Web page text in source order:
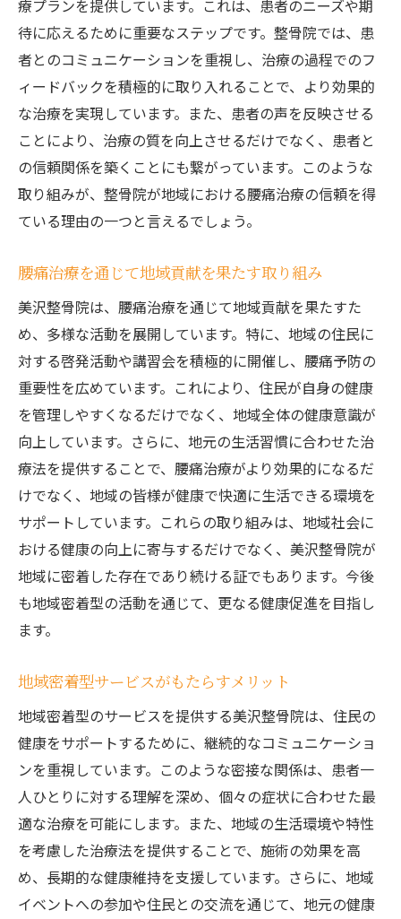
療プランを提供しています。これは、患者のニーズや期
待に応えるために重要なステップです。整骨院では、患
者とのコミュニケーションを重視し、治療の過程でのフ
ィードバックを積極的に取り入れることで、より効果的
な治療を実現しています。また、患者の声を反映させる
ことにより、治療の質を向上させるだけでなく、患者と
の信頼関係を築くことにも繋がっています。このような
取り組みが、整骨院が地域における腰痛治療の信頼を得
ている理由の一つと言えるでしょう。
腰痛治療を通じて地域貢献を果たす取り組み
美沢整骨院は、腰痛治療を通じて地域貢献を果たすた
め、多様な活動を展開しています。特に、地域の住民に
対する啓発活動や講習会を積極的に開催し、腰痛予防の
重要性を広めています。これにより、住民が自身の健康
を管理しやすくなるだけでなく、地域全体の健康意識が
向上しています。さらに、地元の生活習慣に合わせた治
療法を提供することで、腰痛治療がより効果的になるだ
けでなく、地域の皆様が健康で快適に生活できる環境を
サポートしています。これらの取り組みは、地域社会に
おける健康の向上に寄与するだけでなく、美沢整骨院が
地域に密着した存在であり続ける証でもあります。今後
も地域密着型の活動を通じて、更なる健康促進を目指し
ます。
地域密着型サービスがもたらすメリット
地域密着型のサービスを提供する美沢整骨院は、住民の
健康をサポートするために、継続的なコミュニケーショ
ンを重視しています。このような密接な関係は、患者一
人ひとりに対する理解を深め、個々の症状に合わせた最
適な治療を可能にします。また、地域の生活環境や特性
を考慮した治療法を提供することで、施術の効果を高
め、長期的な健康維持を支援しています。さらに、地域
イベントへの参加や住民との交流を通じて、地元の健康